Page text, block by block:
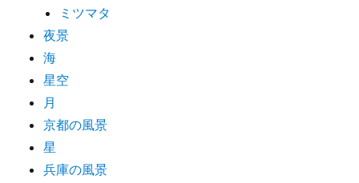
ミツマタ
夜景
海
星空
月
京都の風景
星
兵庫の風景